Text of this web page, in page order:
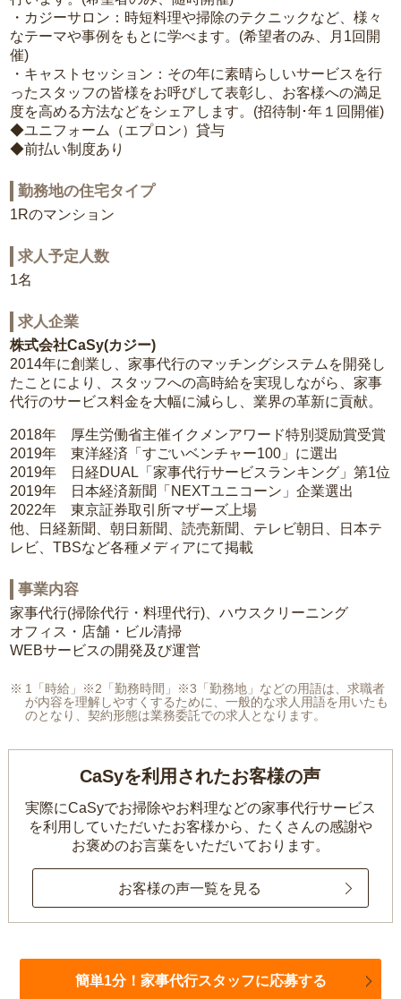
・カジーサロン：時短料理や掃除のテクニックなど、様々
なテーマや事例をもとに学べます。(希望者のみ、月1回開
催)
・キャストセッション：その年に素晴らしいサービスを行
ったスタッフの皆様をお呼びして表彰し、お客様への満足
度を高める方法などをシェアします。(招待制･年１回開催)
◆ユニフォーム（エプロン）貸与
◆前払い制度あり
勤務地の住宅タイプ
1Rのマンション
求人予定人数
1名
求人企業
株式会社CaSy(カジー)
2014年に創業し、家事代行のマッチングシステムを開発し
たことにより、スタッフへの高時給を実現しながら、家事
代行のサービス料金を大幅に減らし、業界の革新に貢献。
2018年 厚生労働省主催イクメンアワード特別奨励賞受賞
2019年 東洋経済「すごいベンチャー100」に選出
2019年 日経DUAL「家事代行サービスランキング」第1位
2019年 日本経済新聞「NEXTユニコーン」企業選出
2022年 東京証券取引所マザーズ上場
他、日経新聞、朝日新聞、読売新聞、テレビ朝日、日本テ
レビ、TBSなど各種メディアにて掲載
事業内容
家事代行(掃除代行・料理代行)、ハウスクリーニング
オフィス・店舗・ビル清掃
WEBサービスの開発及び運営
1「時給」※2「勤務時間」※3「勤務地」などの用語は、求職者
が内容を理解しやすくするために、一般的な求人用語を用いたも
のとなり、契約形態は業務委託での求人となります。
CaSyを利用されたお客様の声
実際にCaSyでお掃除やお料理などの家事代行サービス
を利用していただいたお客様から、 たくさんの感謝や
お褒めのお言葉をいただいております。
お客様の声一覧を見る
簡単1分！家事代行スタッフに応募する